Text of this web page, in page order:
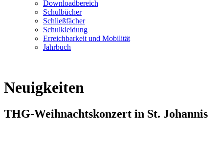
Downloadbereich
Schulbücher
Schließfächer
Schulkleidung
Erreichbarkeit und Mobilität
Jahrbuch
Neuigkeiten
THG-Weihnachtskonzert in St. Johannis